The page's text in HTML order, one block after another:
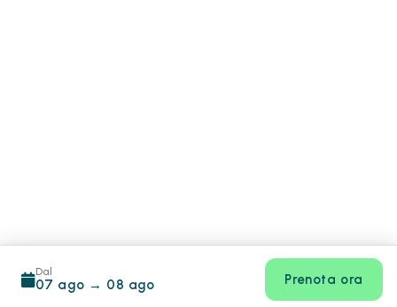
Dal
07 ago → 08 ago Prenota ora